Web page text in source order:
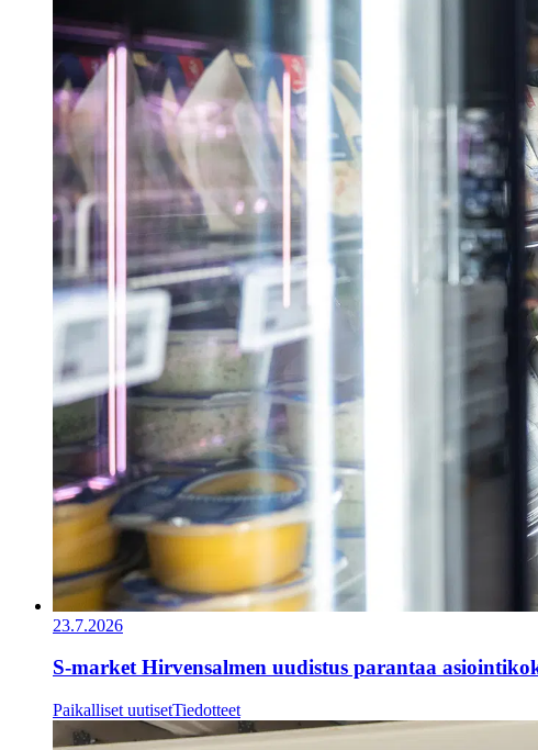
23.7.2026
S-market Hirvensalmen uudistus parantaa
Paikalliset uutisetTiedotteet